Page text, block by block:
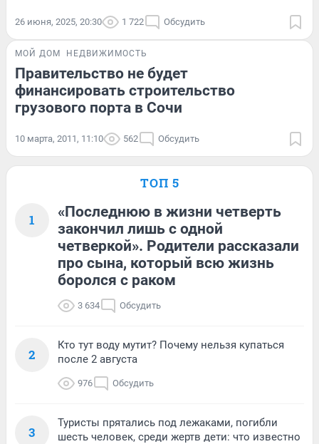
26 июня, 2025, 20:30 1 722 Обсудить
МОЙ ДОМ НЕДВИЖИМОСТЬ
Правительство не будет
финансировать строительство
грузового порта в Cочи
10 марта, 2011, 11:10 562 Обсудить
ТОП 5
1
«Последнюю в жизни четверть
закончил лишь с одной
четверкой». Родители рассказали
про сына, который всю жизнь
боролся с раком
3 634 Обсудить
2
Кто тут воду мутит? Почему нельзя купаться
после 2 августа
976 Обсудить
3
Туристы прятались под лежаками, погибли
шесть человек, среди жертв дети: что известно